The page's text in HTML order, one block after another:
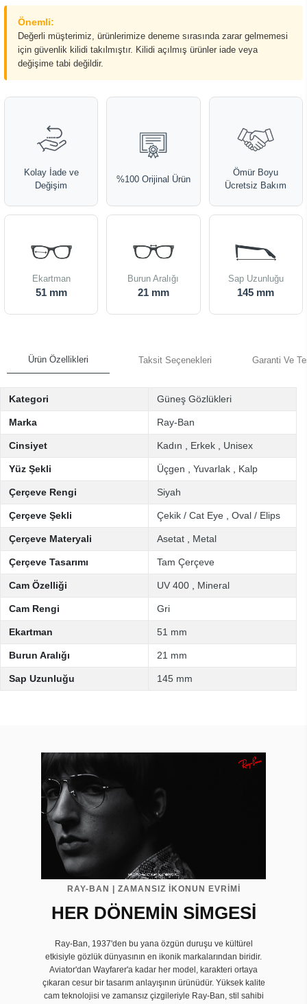
Önemli:
Değerli müşterimiz, ürünlerimize deneme sırasında zarar gelmemesi
için güvenlik kilidi takılmıştır. Kilidi açılmış ürünler iade veya
değişime tabi değildir.
Kolay İade ve
Değişim
%100 Orijinal Ürün
Ömür Boyu
Ücretsiz Bakım
Ekartman
51 mm
Burun Aralığı
21 mm
Sap Uzunluğu
145 mm
Ürün Özellikleri Taksit Seçenekleri Garanti Ve
Kategori Güneş Gözlükleri
Marka Ray-Ban
Cinsiyet Kadın Erkek Unisex
Yüz Şekli Üçgen Yuvarlak Kalp
Çerçeve Rengi Siyah
Çerçeve Şekli Çekik / Cat Eye Oval / Elips
Çerçeve Materyali Asetat Metal
Çerçeve Tasarımı Tam Çerçeve
Cam Özelliği UV 400 Mineral
Cam Rengi Gri
Ekartman 51 mm
Burun Aralığı 21 mm
Sap Uzunluğu 145 mm
RAY-BAN | ZAMANSIZ İKONUN EVRIMI
HER DÖNEMİN SİMGESİ
Ray-Ban, 1937'den bu yana özgün duruşu ve kültürel
etkisiyle gözlük dünyasının en ikonik markalarından biridir.
Aviator'dan Wayfarer'a kadar her model, karakteri ortaya
çıkaran cesur bir tasarım anlayışının ürünüdür. Yüksek kalite
cam teknolojisi ve zamansız çizgileriyle Ray-Ban, stil sahibi